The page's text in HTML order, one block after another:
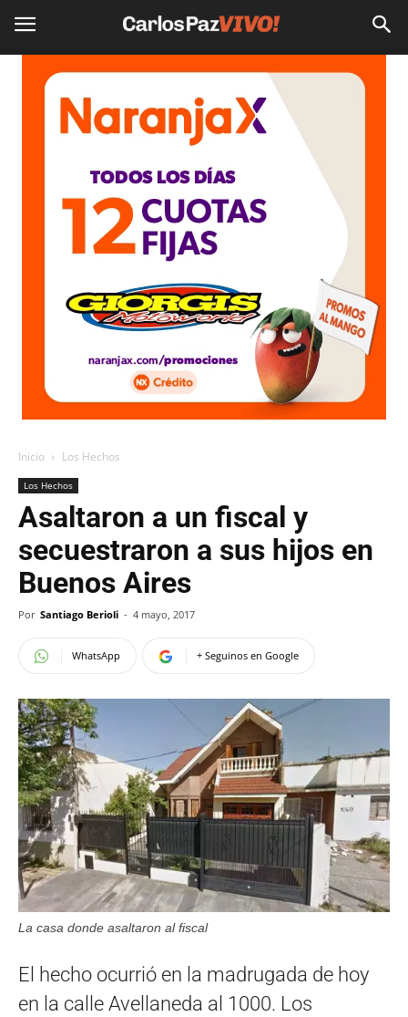
Inicio Los Hechos
Los Hechos
Asaltaron a un fiscal y
secuestraron a sus hijos en
Buenos Aires
Por Santiago Berioli - 4 mayo, 2017
WhatsApp + Seguinos en Google
La casa donde asaltaron al fiscal
El hecho ocurrió en la madrugada de hoy
en la calle Avellaneda al 1000. Los